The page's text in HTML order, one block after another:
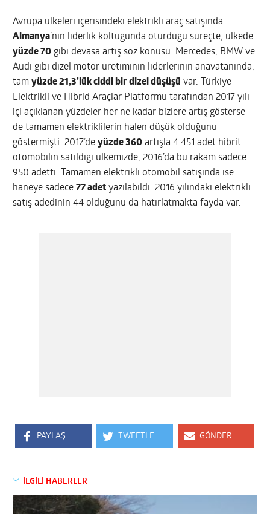
Avrupa ülkeleri içerisindeki elektrikli araç satışında
Almanya‘nın liderlik koltuğunda oturduğu süreçte, ülkede
yüzde 70 gibi devasa artış söz konusu. Mercedes, BMW ve
Audi gibi dizel motor üretiminin liderlerinin anavatanında,
tamyüzde 21,3’lük ciddi bir dizel düşüşü var. Türkiye
Elektrikli ve Hibrid Araçlar Platformu tarafından 2017 yılı
içi açıklanan yüzdeler her ne kadar bizlere artış gösterse
de tamamen elektriklilerin halen düşük olduğunu
göstermişti. 2017’deyüzde 360 artışla 4.451 adet hibrit
otomobilin satıldığı ülkemizde, 2016’da bu rakam sadece
950 adetti. Tamamen elektrikli otomobil satışında ise
haneye sadece77 adet yazılabildi. 2016 yılındaki elektrikli
satış adedinin 44 olduğunu da hatırlatmakta fayda var.
PAYLAŞ TWEETLE GÖNDER
İLGİLİ HABERLER